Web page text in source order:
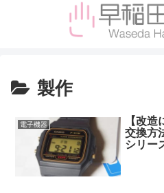
製作
電子機器
【改
交換方
シリー